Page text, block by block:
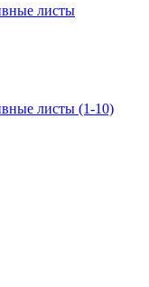
листы
листы (1-10)